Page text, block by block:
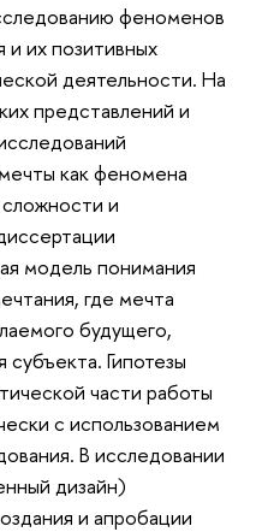
феноменов
их позитивных
деятельности. На
представлений и
как феномена
и
модель понимания
где мечта
будущего,
Гипотезы
части работы
с использованием
В исследовании
дизайн)
и апробации